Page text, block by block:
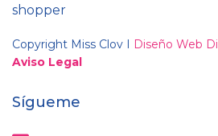
shopper
Copyright Miss Clov I Diseño Web
Aviso Legal
Sígueme